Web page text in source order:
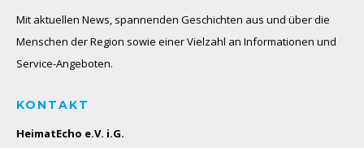
Mit aktuellen News, spannenden Geschichten aus und über die
Menschen der Region sowie einer Vielzahl an Informationen und
Service-Angeboten.
KONTAKT
HeimatEcho e.V. i.G.